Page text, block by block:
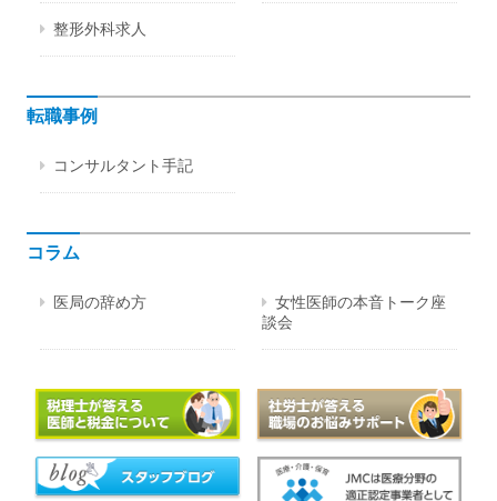
整形外科求人
転職事例
コンサルタント手記
コラム
医局の辞め方
女性医師の本音トーク座
談会